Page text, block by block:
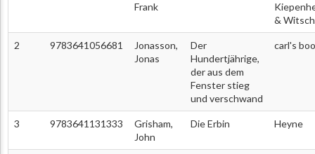
Frank
& Witsch
2 9783641056681
Jonasson,
Jonas
Der
Hundertjährige,
der aus dem
Fenster stieg
und verschwand
carl's
3 9783641131333
Grisham,
John
Die Erbin Heyne